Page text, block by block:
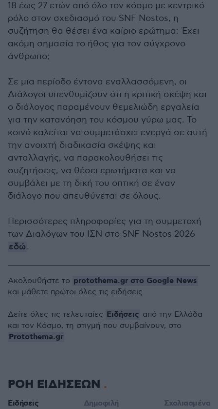
18 έως 27 ετών από όλο τον κόσμο με κεντρικό
ρόλο στον σχεδιασμό του SNF Nostos, η
συζήτηση θα θέσει ένα καίριο ερώτημα: Έχει
ακόμη σημασία το ήθος για τον σύγχρονο
άνθρωπο;
Σε μια περίοδο έντονα εναλλασσόμενη, οι
Διάλογοι υπενθυμίζουν ότι η κριτική σκέψη και
ο διάλογος παραμένουν θεμελιώδη εργαλεία
για την κατανόηση του κόσμου γύρω μας. Το
κοινό καλείται να συμμετάσχει ενεργά σε αυτή
την ανοιχτή διαδικασία σκέψης και
ανταλλαγής, να παρακολουθήσει τις
συζητήσεις, να θέσει ερωτήματα και να
συμβάλει με τη δική του οπτική σε έναν
διάλογο που απευθύνεται σε όλους.
Περισσότερες πληροφορίες για τη συμμετοχή
των Διαλόγων του ΙΣΝ στο SNF Nostos 2026
εδώ.
Ακολουθήστε το protothema.gr στο Google News
και μάθετε πρώτοι όλες τις ειδήσεις
Δείτε όλες τις τελευταίες Ειδήσεις από την Ελλάδα
και τον Κόσμο, τη στιγμή που συμβαίνουν, στο
Protothema.gr
ΡΟΗ ΕΙΔΗΣΕΩΝ
Ειδήσεις Δημοφιλή Σχολιασμένα